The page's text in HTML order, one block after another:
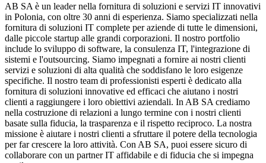
AB SA è un leader nella fornitura di soluzioni e servizi IT innovativi
in Polonia, con oltre 30 anni di esperienza. Siamo specializzati nella
fornitura di soluzioni IT complete per aziende di tutte le dimensioni,
dalle piccole startup alle grandi corporazioni. Il nostro portfolio
include lo sviluppo di software, la consulenza IT, l'integrazione di
sistemi e l'outsourcing. Siamo impegnati a fornire ai nostri clienti
servizi e soluzioni di alta qualità che soddisfano le loro esigenze
specifiche. Il nostro team di professionisti esperti è dedicato alla
fornitura di soluzioni innovative ed efficaci che aiutano i nostri
clienti a raggiungere i loro obiettivi aziendali. In AB SA crediamo
nella costruzione di relazioni a lungo termine con i nostri clienti
basate sulla fiducia, la trasparenza e il rispetto reciproco. La nostra
missione è aiutare i nostri clienti a sfruttare il potere della tecnologia
per far crescere la loro attività. Con AB SA, puoi essere sicuro di
collaborare con un partner IT affidabile e di fiducia che si impegna